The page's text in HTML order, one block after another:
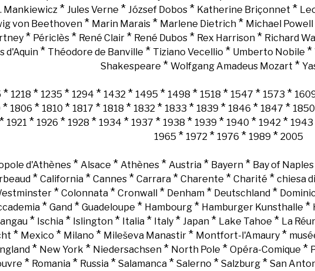
Mankiewicz * Jules Verne * József Dobos * Katherine Briçonnet *
von Beethoven * Marin Marais * Marlene Dietrich * Michael Powell
* Périclès * René Clair * René Dubos * Rex Harrison * Richard
d'Aquin * Théodore de Banville * Tiziano Vecellio * Umberto Nobile *
Shakespeare * Wolfgang Amadeus Mozart *
* 1218 * 1235 * 1294 * 1432 * 1495 * 1498 * 1518 * 1547 * 1573 *
* 1806 * 1810 * 1817 * 1818 * 1832 * 1833 * 1839 * 1846 * 1847 * 1850
* 1921 * 1926 * 1928 * 1934 * 1937 * 1938 * 1939 * 1940 * 1942 * 1943
1965 * 1972 * 1976 * 1989 * 2005
d'Athènes* Alsace * Athènes* Austria* Bayern* Bay of Naples
* California* Cannes* Carrara* Charente * Charité * chiesa
* Colonnata * Cronwall * Denham * Deutschland *
* Gand * Guadeloupe * Hambourg * Hamburger Kunsthalle *
* Ischia* Islington* Italia* Italy* Japan* Lake Tahoe * La
* Mexico * Milano * Mileševa Manastir * Montfort-l'Amaury *
* New York * Niedersachsen* North Pole * Opéra-Comique *
* Romania * Russia * Salamanca * Salerno * Salzburg * San